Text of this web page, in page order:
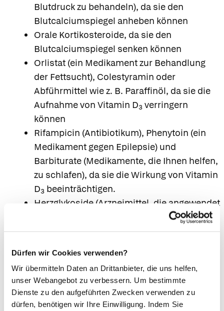
Dürfen wir Cookies verwenden?
Wir übermitteln Daten an Drittanbieter, die uns helfen,
unser Webangebot zu verbessern. Um bestimmte
Dienste zu den aufgeführten Zwecken verwenden zu
dürfen, benötigen wir Ihre Einwilligung. Indem Sie
Blutdruck zu behandeln), da sie den
Blutcalciumspiegel anheben können
Orale Kortikosteroide, da sie den
Blutcalciumspiegel senken können
Orlistat (ein Medikament zur Behandlung
der Fettsucht), Colestyramin oder
Abführmittel wie z. B. Paraffinöl, da sie die
Aufnahme von Vitamin D3 verringern
können
Rifampicin (Antibiotikum), Phenytoin (ein
Medikament gegen Epilepsie) und
Barbiturate (Medikamente, die Ihnen helfen,
zu schlafen), da sie die Wirkung von Vitamin
D3 beeinträchtigen.
Herzglykoside (Arzneimittel, die angewendet
werden, um Herzprobleme zu behandeln),
da sie bei erhöhter Calciumeinnahme
können
Tetracyclinantibiotika, da die Menge, die
resorbiert wird, vermindert sein kann. Sie
sollten mindestens 2 Stunden vor oder 4 bis